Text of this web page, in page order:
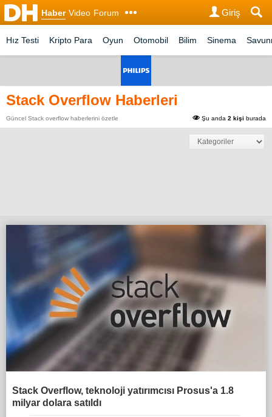
Haber Video Forum Giriş
Hız Testi Kripto Para Oyun Otomobil Bilim Sinema
Stack Overflow Haberleri
Güncel Stack overflow haberlerini özetle Şu anda 2 kişi burada
Stack Overflow, teknoloji yatırımcısı Prosus'a 1.8
milyar dolara satıldı